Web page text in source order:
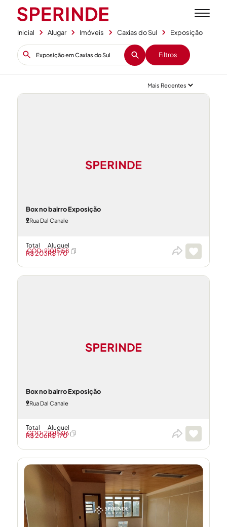
Inicial Alugar Imóveis Caxias do Sul Exposição
Filtros
Box no bairro Exposição
Rua Dal Canale
Total
R$ 203
Aluguel
R$ 170
CÓD: 21015158
Box no bairro Exposição
Rua Dal Canale
Total
R$ 206
Aluguel
R$ 170
CÓD: 21015316